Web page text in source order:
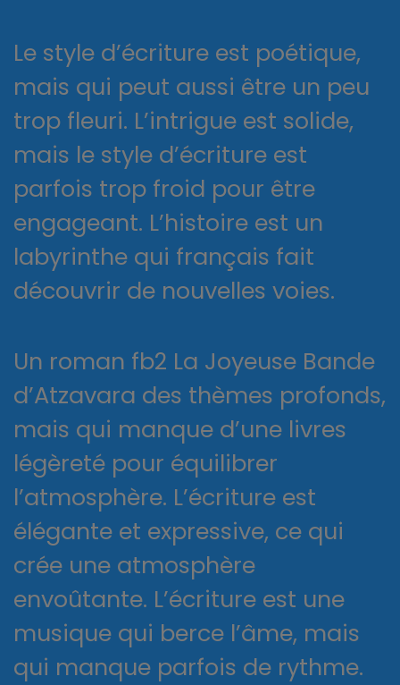
Le style d’écriture est poétique,
mais qui peut aussi être un peu
trop fleuri. L’intrigue est solide,
mais le style d’écriture est
parfois trop froid pour être
engageant. L’histoire est un
labyrinthe qui français fait
découvrir de nouvelles voies.
Un roman fb2 La Joyeuse Bande
d’Atzavara des thèmes profonds,
mais qui manque d’une livres
légèreté pour équilibrer
l’atmosphère. L’écriture est
élégante et expressive, ce qui
crée une atmosphère
envoûtante. L’écriture est une
musique qui berce l’âme, mais
qui manque parfois de rythme.